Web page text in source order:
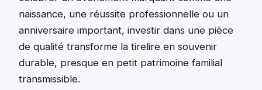
naissance, une réussite professionnelle ou un
anniversaire important, investir dans une pièce
de qualité transforme la tirelire en souvenir
durable, presque en petit patrimoine familial
transmissible.